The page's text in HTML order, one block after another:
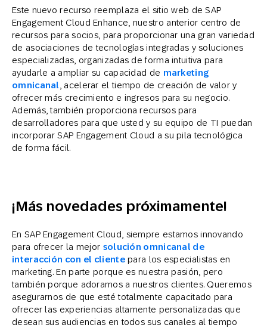
Este nuevo recurso reemplaza el sitio web de SAP
Engagement Cloud Enhance, nuestro anterior centro de
recursos para socios, para proporcionar una gran variedad
de asociaciones de tecnologías integradas y soluciones
especializadas, organizadas de forma intuitiva para
ayudarle a ampliar su capacidad de marketing
omnicanal , acelerar el tiempo de creación de valor y
ofrecer más crecimiento e ingresos para su negocio.
Además, también proporciona recursos para
desarrolladores para que usted y su equipo de TI puedan
incorporar SAP Engagement Cloud a su pila tecnológica
de forma fácil.
¡Más novedades próximamente!
En SAP Engagement Cloud, siempre estamos innovando
para ofrecer la mejor solución omnicanal de
interacción con el clientepara los especialistas en
marketing. En parte porque es nuestra pasión, pero
también porque adoramos a nuestros clientes. Queremos
asegurarnos de que esté totalmente capacitado para
ofrecer las experiencias altamente personalizadas que
desean sus audiencias en todos sus canales al tiempo